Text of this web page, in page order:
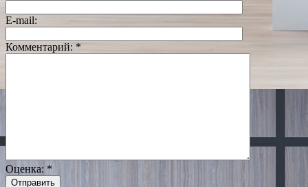
E-mail:
Комментарий: *
Оценка: *